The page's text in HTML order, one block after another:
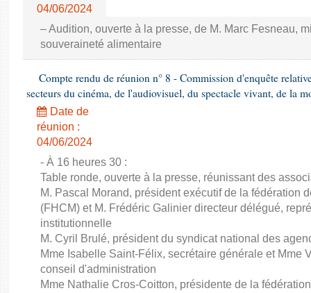
04/06/2024
– Audition, ouverte à la presse, de M. Marc Fesneau,
souveraineté alimentaire
Compte rendu de réunion n° 8 - Commission d'enquête
secteurs du cinéma, de l'audiovisuel, du spectacle vivant, de la
Date de
réunion :
04/06/2024
- À 16 heures 30 :
Table ronde, ouverte à la presse, réunissant des
M. Pascal Morand, président exécutif de la fédération
(FHCM) et M. Frédéric Galinier directeur délégué,
institutionnelle
M. Cyril Brulé, président du syndicat national des
Mme Isabelle Saint-Félix, secrétaire générale et Mme
conseil d'administration
Mme Nathalie Cros-Coitton, présidente de la